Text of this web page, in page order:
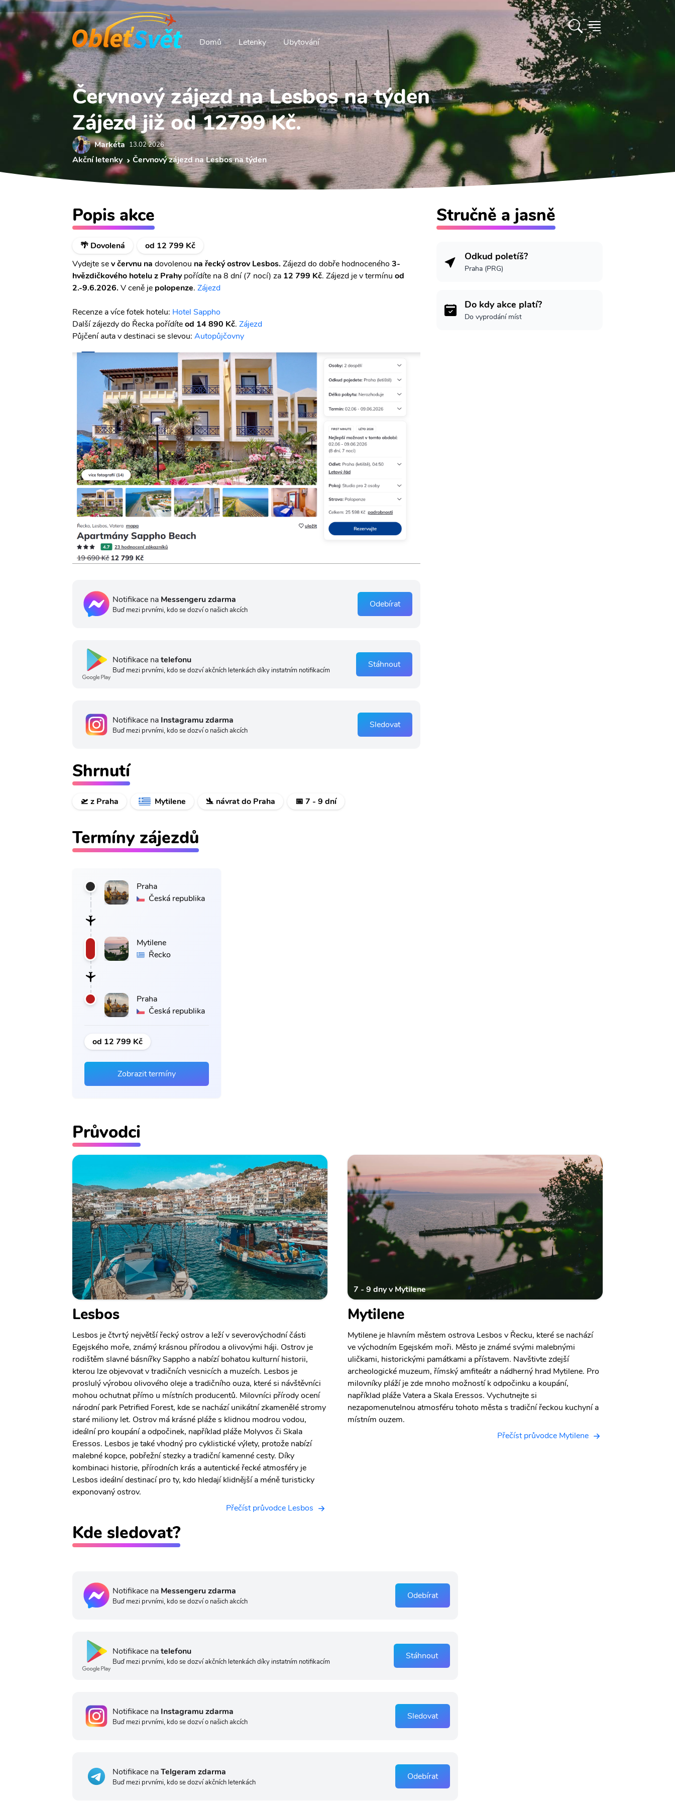
Domů Letenky Ubytování
Červnový zájezd na Lesbos na týden
Zájezd již od 12799 Kč.
Markéta 13.02 2026
Akční letenky Červnový zájezd na Lesbos na týden
Popis akce
🌴 Dovolená
od 12 799 Kč
Vydejte sev červnu na dovolenou na řecký ostrov Lesbos. Zájezd do dobře hodnoceného 3-
hvězdičkového hotelu z Prahypořídíte na 8 dní (7 nocí) za 12 799 Kč. Zájezd je v termínu od
2.-9.6.2026. V ceně je polopenze. Zájezd
Recenze a více fotek hotelu: Hotel Sappho
Další zájezdy do Řecka pořídíteod 14 890 Kč. Zájezd
Půjčení auta v destinaci se slevou: Autopůjčovny
Notifikace na Messengeru zdarma
Buď mezi prvními, kdo se dozví o našich akcích
Odebírat
Notifikace natelefonu
Buď mezi prvními, kdo se dozví akčních letenkách díky instatním notifikacím
Stáhnout
Notifikace na Instagramu zdarma
Buď mezi prvními, kdo se dozví o našich akcích
Sledovat
Shrnutí
🛫 z Praha Mytilene 🛬 návrat do Praha 📅 7 - 9 dní
Stručně a jasně
Odkud poletíš?
Praha (PRG)
Do kdy akce platí?
Do vyprodání míst
Termíny zájezdů
Praha
Česká republika
Mytilene
Řecko
Praha
Česká republika
od 12 799 Kč
Zobrazit termíny
Průvodci
Lesbos
Lesbos je čtvrtý největší řecký ostrov a leží v severovýchodní části
Egejského moře, známý krásnou přírodou a olivovými háji. Ostrov je
rodištěm slavné básnířky Sappho a nabízí bohatou kulturní historii,
kterou lze objevovat v tradičních vesnicích a muzeích. Lesbos je
proslulý výrobou olivového oleje a tradičního ouza, které si návštěvníci
mohou ochutnat přímo u místních producentů. Milovníci přírody ocení
národní park Petrified Forest, kde se nachází unikátní zkamenělé stromy
staré miliony let. Ostrov má krásné pláže s klidnou modrou vodou,
ideální pro koupání a odpočinek, například pláže Molyvos či Skala
Eressos. Lesbos je také vhodný pro cyklistické výlety, protože nabízí
malebné kopce, pobřežní stezky a tradiční kamenné cesty. Díky
kombinaci historie, přírodních krás a autentické řecké atmosféry je
Lesbos ideální destinací pro ty, kdo hledají klidnější a méně turisticky
exponovaný ostrov.
Přečíst průvodce Lesbos
7 - 9 dny v Mytilene
Mytilene
Mytilene je hlavním městem ostrova Lesbos v Řecku, které se nachází
ve východním Egejském moři. Město je známé svými malebnými
uličkami, historickými památkami a přístavem. Navštivte zdejší
archeologické muzeum, římský amfiteátr a nádherný hrad Mytilene. Pro
milovníky pláží je zde mnoho možností k odpočinku a koupání,
například pláže Vatera a Skala Eressos. Vychutnejte si
nezapomenutelnou atmosféru tohoto města s tradiční řeckou kuchyní a
místním ouzem.
Přečíst průvodce Mytilene
Kde sledovat?
Notifikace na Messengeru zdarma
Buď mezi prvními, kdo se dozví o našich akcích
Odebírat
Notifikace natelefonu
Buď mezi prvními, kdo se dozví akčních letenkách díky instatním notifikacím
Stáhnout
Notifikace na Instagramu zdarma
Buď mezi prvními, kdo se dozví o našich akcích
Sledovat
Notifikace naTelgeram zdarma
Buď mezi prvními, kdo se dozví akčních letenkách
Odebírat